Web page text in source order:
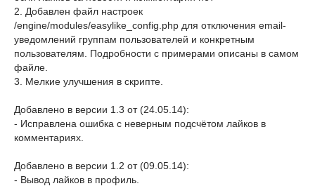
2. Добавлен файл настроек
/engine/modules/easylike_config.php для отключения email-
уведомлений группам пользователей и конкретным
пользователям. Подробности с примерами описаны в самом
файле.
3. Мелкие улучшения в скрипте.
Добавлено в версии 1.3 от (24.05.14):
- Исправлена ошибка с неверным подсчётом лайков в
комментариях.
Добавлено в версии 1.2 от (09.05.14):
- Вывод лайков в профиль.